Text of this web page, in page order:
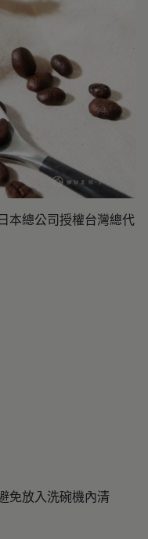
本總公司授權台灣總代
免放入洗碗機內清